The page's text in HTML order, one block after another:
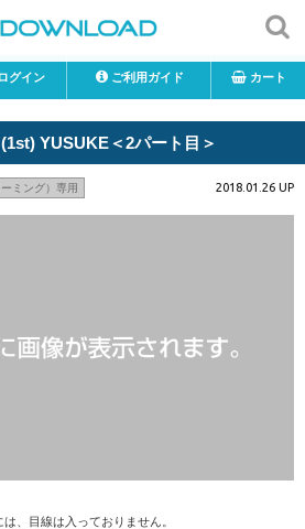
ログイン ご利用ガイド カート
YUSUKE＜2パート目＞
ミング）専用 2018.01.26 UP
、目線は入っておりません。